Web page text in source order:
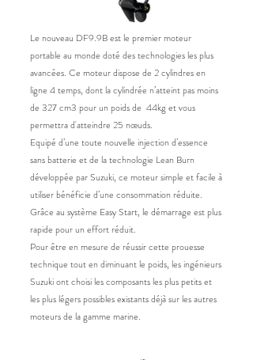
Le nouveau DF9.9B est le premier moteur
portable au monde doté des technologies les plus
avancées. Ce moteur dispose de 2 cylindres en
ligne 4 temps, dont la cylindrée n’atteint pas moins
de 327 cm3 pour un poids de 44kg et vous
permettra d'atteindre 25 nœuds.
Equipé d’une toute nouvelle injection d’essence
sans batterie et de la technologie Lean Burn
développée par Suzuki, ce moteur simple et facile à
utiliser bénéficie d’une consommation réduite.
Grâce au système Easy Start, le démarrage est plus
rapide pour un effort réduit.
Pour être en mesure de réussir cette prouesse
technique tout en diminuant le poids, les ingénieurs
Suzuki ont choisi les composants les plus petits et
les plus légers possibles existants déjà sur les autres
moteurs de la gamme marine.